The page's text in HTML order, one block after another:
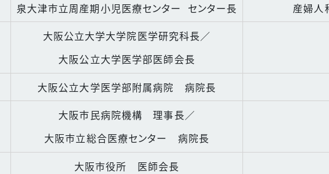
泉大津市立周産期小児医療センター センター長 産婦人
大阪公立大学大学院医学研究科長／
大阪公立大学医学部医師会長
大阪公立大学医学部附属病院 病院長
大阪市民病院機構 理事長／
大阪市立総合医療センター 病院長
大阪市役所 医師会長